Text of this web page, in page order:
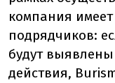
компания
подрядчиков:
будут
действия,